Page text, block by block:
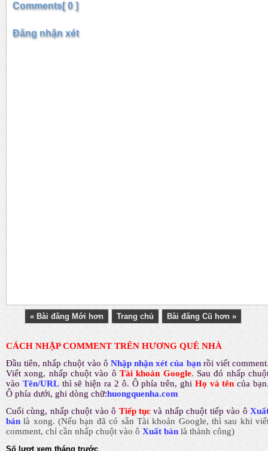
Comments[ 0 ]
Đăng nhận xét
« Bài đăng Mới hơn Trang chủ Bài đăng Cũ hơn »
CÁCH NHẬP COMMENT TRÊN HƯƠNG QUÊ NHÀ
Đầu tiên, nhấp chuột vào ô Nhập nhận xét của bạn rồi viết comment
Viết xong, nhấp chuột vào ô Tài khoản Google. Sau đó nhấp
vào Tên/URL thì sẽ hiện ra 2 ô. Ô phía trên, ghi Họ và tên của
Ô phía dưới, ghi dòng chữ:huongquenha.com
Cuối cùng, nhấp chuột vào ô Tiếp tục và nhấp chuột tiếp vào ô
bản là xong.(Nếu bạn đã có sẵn Tài khoản Google, thì sau khi
comment, chỉ cần nhấp chuột vào ô Xuất bản là thành công)
Số lượt xem tháng trước